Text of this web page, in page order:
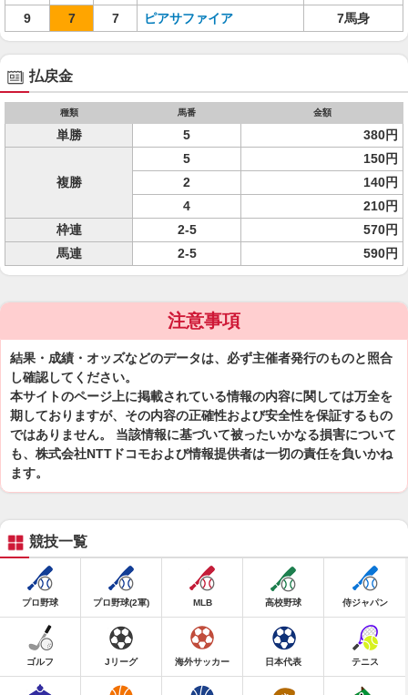
9
7 7 ピアサファイア 7馬身
払戻金
種類 馬番 金額
単勝 5 380円
複勝
5
150円
2
140円
4
210円
枠連
2-5
570円
馬連
2-5 590円
注意事項
結果・成績・オッズなどのデータは、必ず主催者発行のものと照合
し確認してください。
本サイトのページ上に掲載されている情報の内容に関しては万全を
期しておりますが、その内容の正確性および安全性を保証するもの
ではありません。 当該情報に基づいて被ったいかなる損害について
も、株式会社NTTドコモおよび情報提供者は一切の責任を負いかね
ます。
競技一覧
プロ野球 プロ野球(2軍) MLB 高校野球 侍ジャパン
ゴルフ Jリーグ 海外サッカー 日本代表 テニス